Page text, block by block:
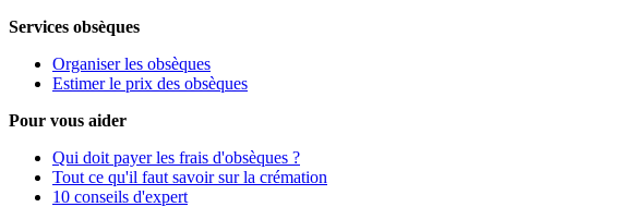
Services obsèques
Organiser les obsèques
Estimer le prix des obsèques
Pour vous aider
Qui doit payer les frais d'obsèques ?
Tout ce qu'il faut savoir sur la crémation
10 conseils d'expert